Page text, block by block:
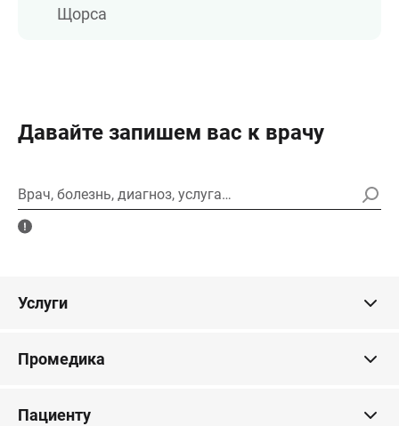
Щорса
Давайте запишем вас к врачу
Врач, болезнь, диагноз, услуга…
Услуги
Промедика
Пациенту